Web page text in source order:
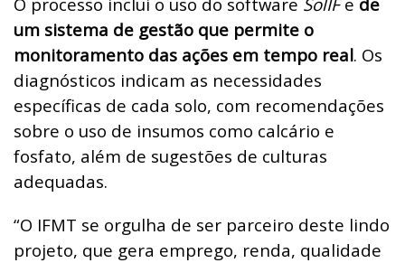
um sistema de gestão que permite o
monitoramento das ações em tempo real. Os
diagnósticos indicam as necessidades
específicas de cada solo, com recomendações
sobre o uso de insumos como calcário e
fosfato, além de sugestões de culturas
adequadas.
“O IFMT se orgulha de ser parceiro deste lindo
projeto, que gera emprego, renda, qualidade